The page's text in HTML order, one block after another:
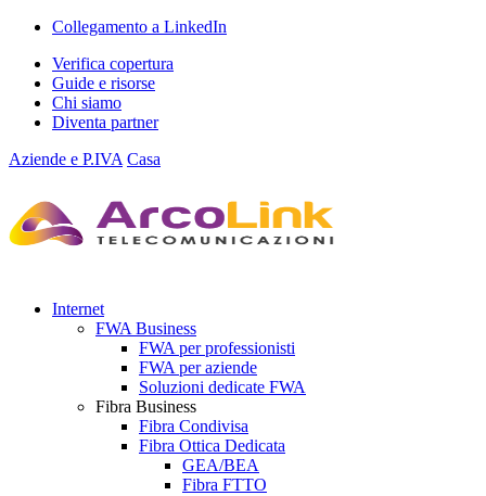
Collegamento a LinkedIn
Verifica copertura
Guide e risorse
Chi siamo
Diventa partner
Aziende e P.IVA Casa
Internet
FWA Business
FWA per professionisti
FWA per aziende
Soluzioni dedicate FWA
Fibra Business
Fibra Condivisa
Fibra Ottica Dedicata
GEA/BEA
Fibra FTTO